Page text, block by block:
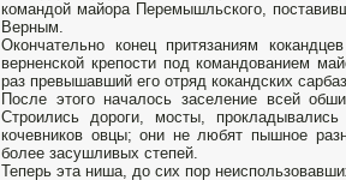
командой майора Перемышльского,
Верным.
Окончательно конец притязаниям
верненской крепости под командованием
раз превышавший его отряд кокандских
После этого началось заселение всей
Строились дороги, мосты,
кочевников овцы; они не любят пышное
более засушливых степей.
Теперь эта ниша, до сих пор